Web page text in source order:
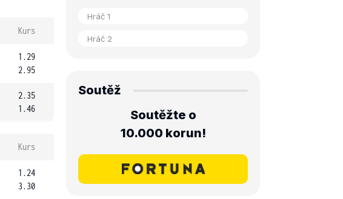
Kurs
1.29
2.95
2.35
1.46
Kurs
1.24
3.30
Soutěž
Soutěžte o
10.000 korun!